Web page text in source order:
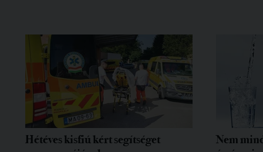
Hétéves kisfiú kért segítséget
Nem